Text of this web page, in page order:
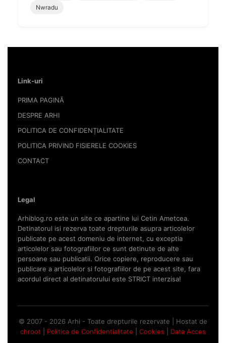
Nwradu
Link-uri
PRIMA PAGINĂ
DESPRE ARHI
POLITICA DE CONFIDENȚIALITATE
POLITICA PRIVIND FISIERELE COOKIES
CONTACT
Legal
Arhiblog.ro este un site ce apartine lui Cetin Ametcea.
Detinatorul isi rezerva toate drepturile asupra articolelor
publicate pe acest domeniu de internet, cu exceptia
articolelor sau fotografiilor ce sunt detinute de alte
persoane sau publicatii. Orice copiere, reproducere sau
publicare a articolelor si fotografiilor de pe acest site, fara
acordul direct al detinatorului este STRICT interzisa!
© 2007 - 2026 Arhi - Toate drepturile rezervate | Hostat de
chroot
Politica de Confidentialitate Cookies Data Acces